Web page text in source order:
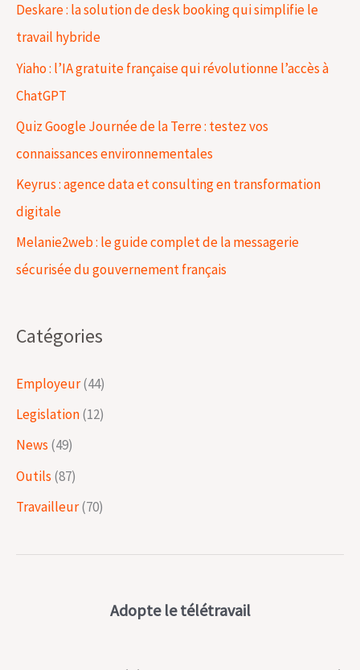
r
c
h
e
r
:
Deskare : la solution de desk booking qui simplifie le
travail hybride
Yiaho : l’IA gratuite française qui révolutionne l’accès à
ChatGPT
Quiz Google Journée de la Terre : testez vos
connaissances environnementales
Keyrus : agence data et consulting en transformation
digitale
Melanie2web : le guide complet de la messagerie
sécurisée du gouvernement français
Catégories
Employeur(44)
Legislation(12)
News (49)
Outils (87)
Travailleur(70)
Adopte le télétravail